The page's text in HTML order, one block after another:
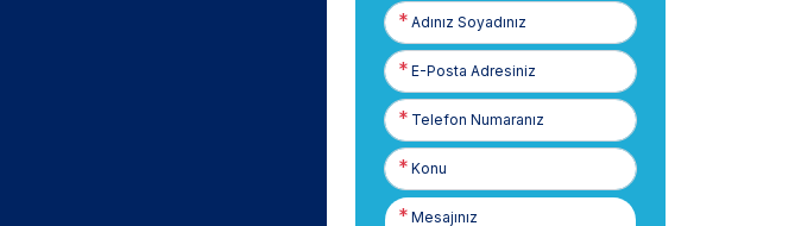
Adınız
Soyadınız
E-
Posta
Telefon
Numaranız